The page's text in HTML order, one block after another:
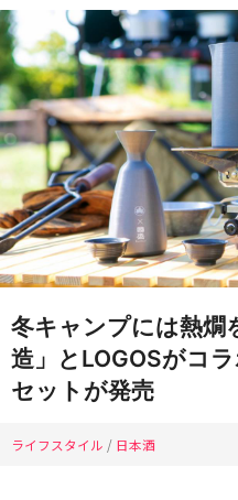
冬キャンプには熱燗
造」とLOGOSがコ
セットが発売
ライフスタイル / 日本酒